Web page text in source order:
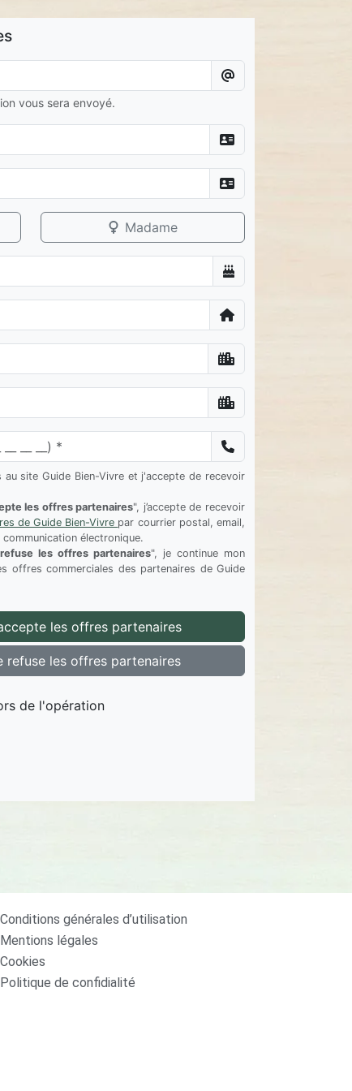
Conditions générales d’utilisation
Mentions légales
Cookies
Politique de confidialité